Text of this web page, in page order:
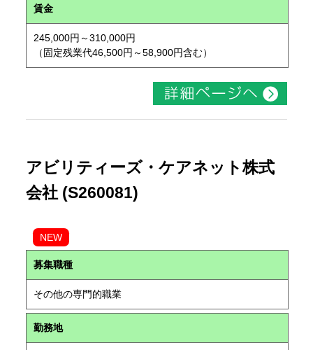
賃金
245,000円～310,000円
（固定残業代46,500円～58,900円含む）
アビリティーズ・ケアネット株式
会社 (S260081)
NEW
募集職種
その他の専門的職業
勤務地